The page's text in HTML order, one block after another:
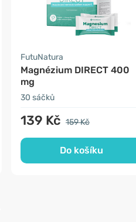
FutuNatura
Magnézium DIRECT 400
mg
30 sáčků
139 Kč 159 Kč
Do košíku